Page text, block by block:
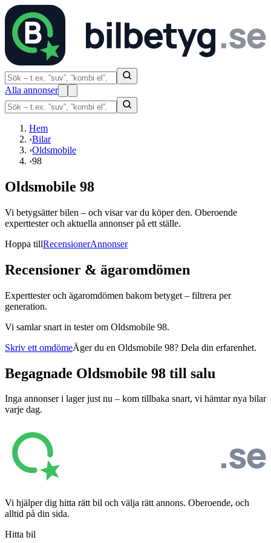
Alla annonser
Hem
›Bilar
›Oldsmobile
›98
Oldsmobile 98
Vi betygsätter bilen – och visar var du köper den. Oberoende
experttester och aktuella annonser på ett ställe.
Hoppa tillRecensionerAnnonser
Recensioner & ägaromdömen
Experttester och ägaromdömen bakom betyget – filtrera per
generation.
Vi samlar snart in tester om Oldsmobile 98.
Skriv ett omdömeÄger du en Oldsmobile 98? Dela din erfarenhet.
Begagnade Oldsmobile 98 till salu
Inga annonser i lager just nu – kom tillbaka snart, vi hämtar nya bilar
varje dag.
Vi hjälper dig hitta rätt bil och välja rätt annons. Oberoende, och
alltid på din sida.
Hitta bil